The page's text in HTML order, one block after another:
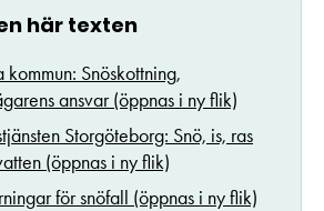
här texten
Snöskottning,
ansvar (öppnas i ny flik)
Storgöteborg: Snö, is, ras
(öppnas i ny flik)
för snöfall (öppnas i ny flik)